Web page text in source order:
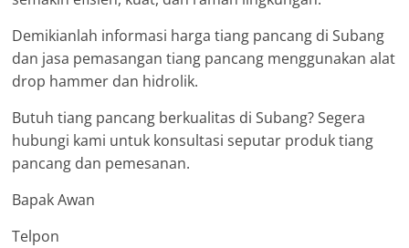
Demikianlah informasi harga tiang pancang di Subang
dan jasa pemasangan tiang pancang menggunakan alat
drop hammer dan hidrolik.
Butuh tiang pancang berkualitas di Subang? Segera
hubungi kami untuk konsultasi seputar produk tiang
pancang dan pemesanan.
Bapak Awan
Telpon